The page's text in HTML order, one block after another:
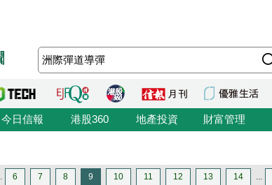
今日信報 港股360 地產投資 財富管理
6 7 8 9 10 11 12 13 14 ...